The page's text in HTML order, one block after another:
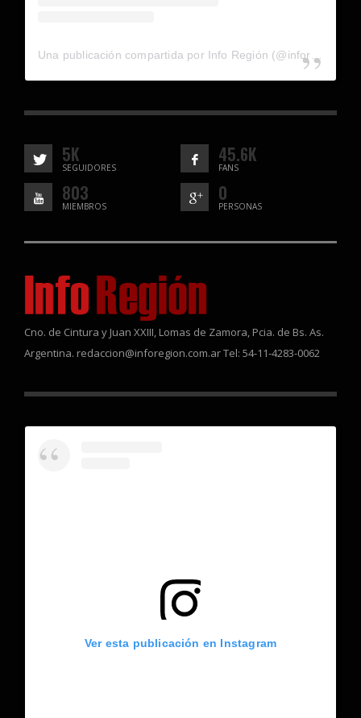
5K
SEGUIDORES
45.6K
FANS
803
MIEMBROS
0
PERSONAS
Cno. de Cintura y Juan XXIII, Lomas de Zamora, Pcia. de Bs. As.
Argentina. redaccion@inforegion.com.ar Tel: 54-11-4283-0062
Ver esta publicación en Instagram